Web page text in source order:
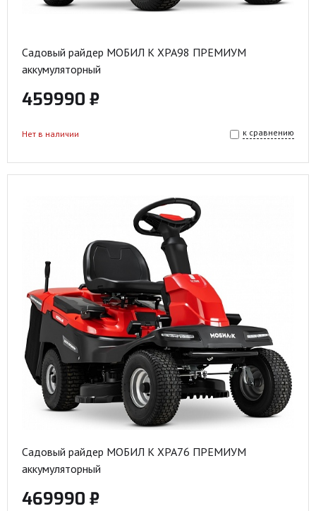
Садовый райдер МОБИЛ К XPA98 ПРЕМИУМ
аккумуляторный
459990 ₽
к сравнению
Нет в наличии
Садовый райдер МОБИЛ К XPA76 ПРЕМИУМ
аккумуляторный
469990 ₽